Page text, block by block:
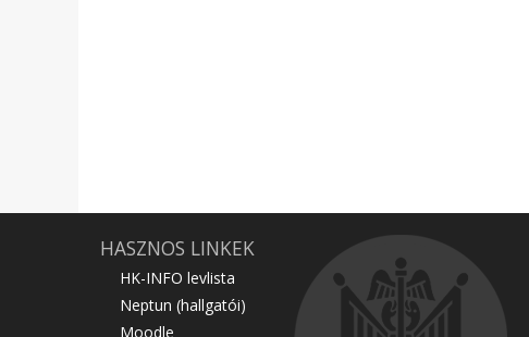
HASZNOS LINKEK
HK-INFO levlista
Neptun (hallgatói)
Moodle